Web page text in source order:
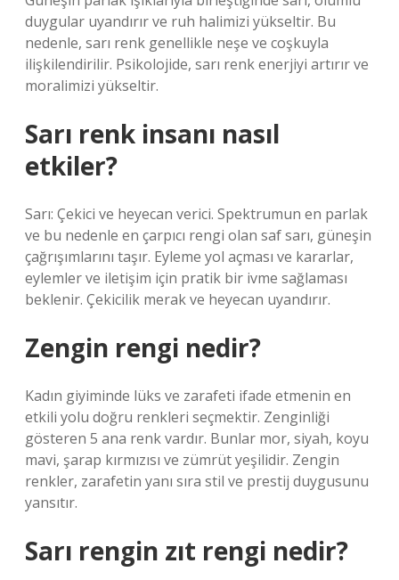
duygular uyandırır ve ruh halimizi yükseltir. Bu
nedenle, sarı renk genellikle neşe ve coşkuyla
ilişkilendirilir. Psikolojide, sarı renk enerjiyi artırır ve
moralimizi yükseltir.
Sarı renk insanı nasıl
etkiler?
Sarı: Çekici ve heyecan verici. Spektrumun en parlak
ve bu nedenle en çarpıcı rengi olan saf sarı, güneşin
çağrışımlarını taşır. Eyleme yol açması ve kararlar,
eylemler ve iletişim için pratik bir ivme sağlaması
beklenir. Çekicilik merak ve heyecan uyandırır.
Zengin rengi nedir?
Kadın giyiminde lüks ve zarafeti ifade etmenin en
etkili yolu doğru renkleri seçmektir. Zenginliği
gösteren 5 ana renk vardır. Bunlar mor, siyah, koyu
mavi, şarap kırmızısı ve zümrüt yeşilidir. Zengin
renkler, zarafetin yanı sıra stil ve prestij duygusunu
yansıtır.
Sarı rengin zıt rengi nedir?